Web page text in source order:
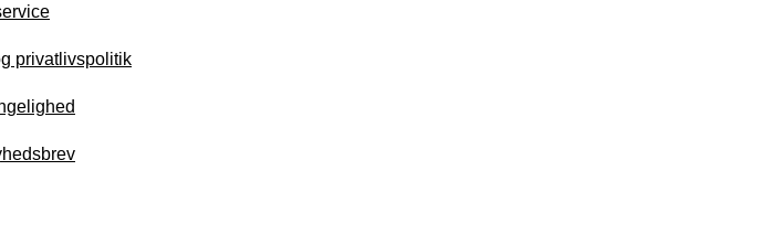
privatlivspolitik